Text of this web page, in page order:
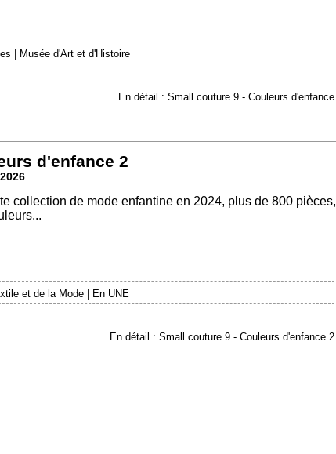
Musée d'Art et d'Histoire
En détail : Small couture 9 - Couleurs d'enfance
d'enfance 2
collection de mode enfantine en 2024, plus de 800 pièces,
et de la Mode | En UNE
En détail : Small couture 9 - Couleurs d'enfance 2